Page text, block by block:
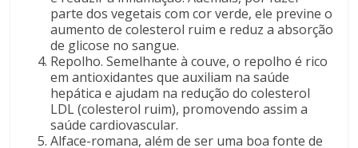
parte dos vegetais com cor verde, ele previne o
aumento de colesterol ruim e reduz a absorção
de glicose no sangue.
Repolho. Semelhante à couve, o repolho é rico
em antioxidantes que auxiliam na saúde
hepática e ajudam na redução do colesterol
LDL (colesterol ruim), promovendo assim a
saúde cardiovascular.
Alface-romana, além de ser uma boa fonte de